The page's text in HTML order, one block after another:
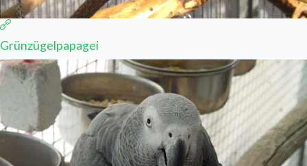
Grünzügelpapagei